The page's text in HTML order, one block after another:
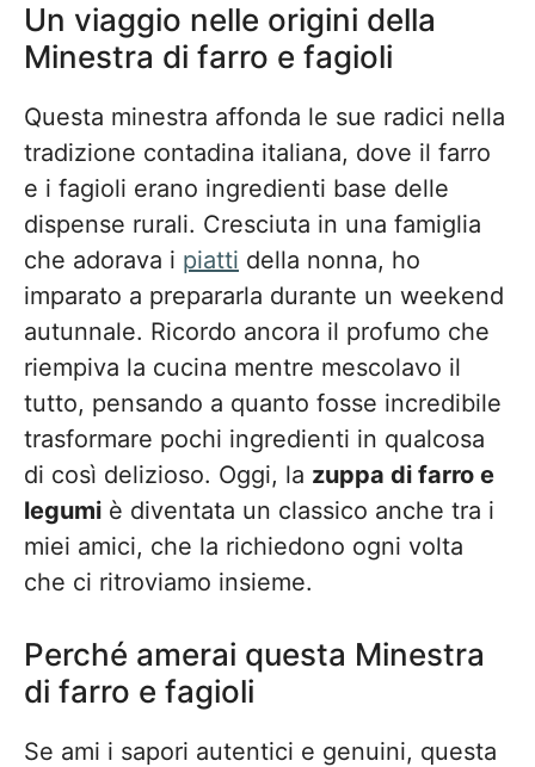
Un viaggio nelle origini della
Minestra di farro e fagioli
Questa minestra affonda le sue radici nella
tradizione contadina italiana, dove il farro
e i fagioli erano ingredienti base delle
dispense rurali. Cresciuta in una famiglia
che adorava i piatti della nonna, ho
imparato a prepararla durante un weekend
autunnale. Ricordo ancora il profumo che
riempiva la cucina mentre mescolavo il
tutto, pensando a quanto fosse incredibile
trasformare pochi ingredienti in qualcosa
di così delizioso. Oggi, la zuppa di farro e
legumi è diventata un classico anche tra i
miei amici, che la richiedono ogni volta
che ci ritroviamo insieme.
Perché amerai questa Minestra
di farro e fagioli
Se ami i sapori autentici e genuini, questa